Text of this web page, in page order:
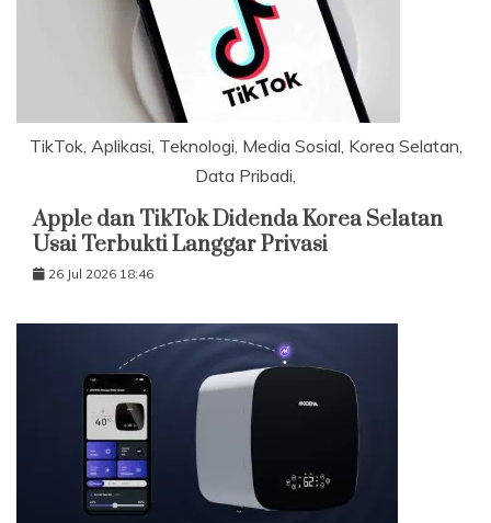
TikTok, Aplikasi, Teknologi, Media Sosial, Korea Selatan,
Data Pribadi,
Apple dan TikTok Didenda Korea Selatan
Usai Terbukti Langgar Privasi
26 Jul 2026 18:46